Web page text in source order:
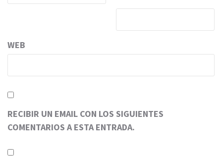
WEB
RECIBIR UN EMAIL CON LOS SIGUIENTES
COMENTARIOS A ESTA ENTRADA.